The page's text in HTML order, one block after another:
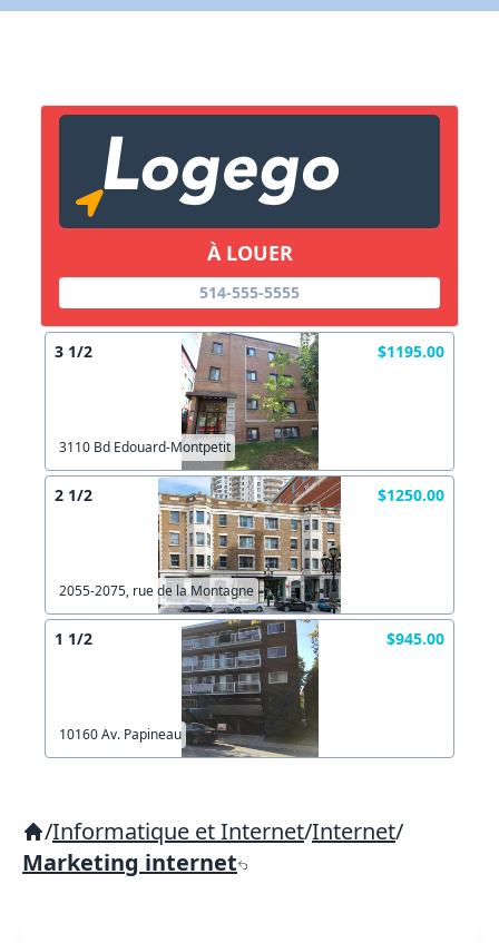
À LOUER
514-555-5555
3 1/2 $1195.00
3110 Bd Edouard-Montpetit
2 1/2 $1250.00
2055-2075, rue de la Montagne
1 1/2 $945.00
10160 Av. Papineau
/Informatique et Internet/Internet/
Marketing internet
Lien vers inscription (sera inclus dans courriel)
Copier lien
X Fermer